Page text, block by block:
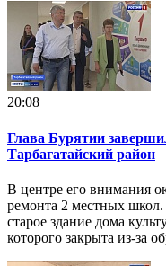
20:08
Глава Бурятии
Тарбагатайский район
В центре его внимания
ремонта 2 местных
старое здание дома
которого закрыта из-за